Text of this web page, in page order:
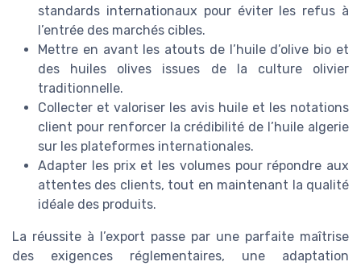
standards internationaux pour éviter les refus à
l’entrée des marchés cibles.
Mettre en avant les atouts de l’huile d’olive bio et
des huiles olives issues de la culture olivier
traditionnelle.
Collecter et valoriser les avis huile et les notations
client pour renforcer la crédibilité de l’huile algerie
sur les plateformes internationales.
Adapter les prix et les volumes pour répondre aux
attentes des clients, tout en maintenant la qualité
idéale des produits.
La réussite à l’export passe par une parfaite maîtrise
des exigences réglementaires, une adaptation